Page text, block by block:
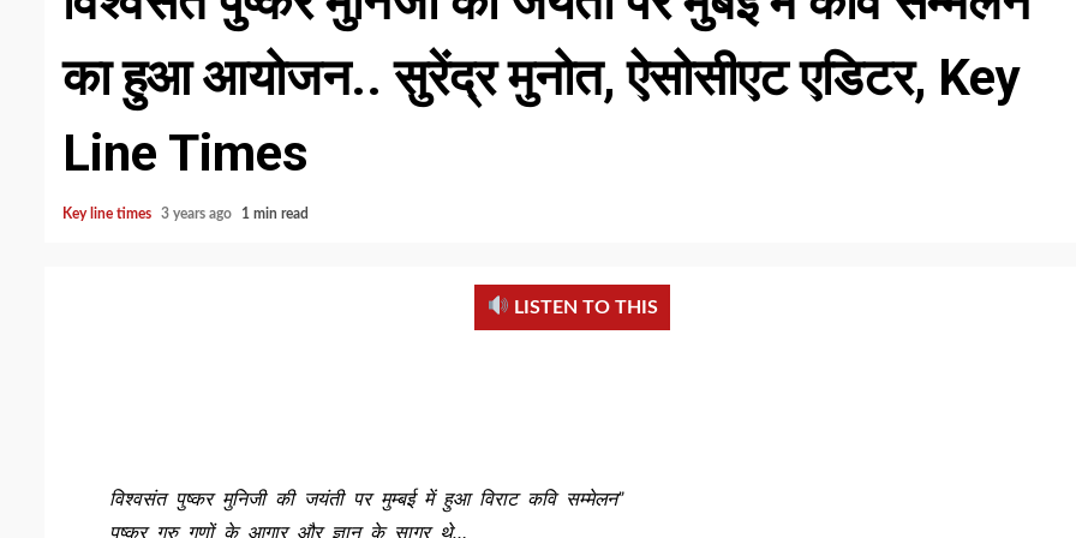
का हुआ आयोजन.. सुरेंद्र मुनोत, ऐसोसीएट एडिटर, Key
Line Times
Key line times 3 years ago 1 min read
LISTEN TO THIS
विश्वसंत पुष्कर मुनिजी की जयंती पर मुम्बई में हुआ विराट कवि सम्मेलन”
पुष्कर गुरु गुणों के आगार और ज्ञान के सागर थे…